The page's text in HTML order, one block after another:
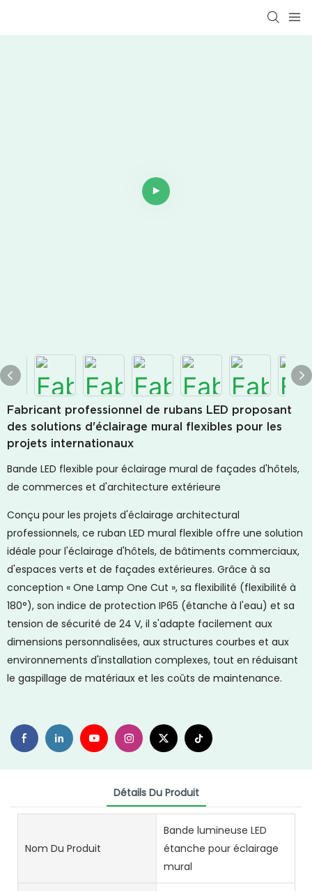
Fabricant professionnel de rubans LED proposant
des solutions d'éclairage mural flexibles pour les
projets internationaux
Bande LED flexible pour éclairage mural de façades d'hôtels,
de commerces et d'architecture extérieure
Conçu pour les projets d'éclairage architectural
professionnels, ce ruban LED mural flexible offre une solution
idéale pour l'éclairage d'hôtels, de bâtiments commerciaux,
d'espaces verts et de façades extérieures. Grâce à sa
conception « One Lamp One Cut », sa flexibilité (flexibilité à
180°), son indice de protection IP65 (étanche à l'eau) et sa
tension de sécurité de 24 V, il s'adapte facilement aux
dimensions personnalisées, aux structures courbes et aux
environnements d'installation complexes, tout en réduisant
le gaspillage de matériaux et les coûts de maintenance.
Détails Du Produit
Nom Du Produit
Bande lumineuse LED
étanche pour éclairage
mural